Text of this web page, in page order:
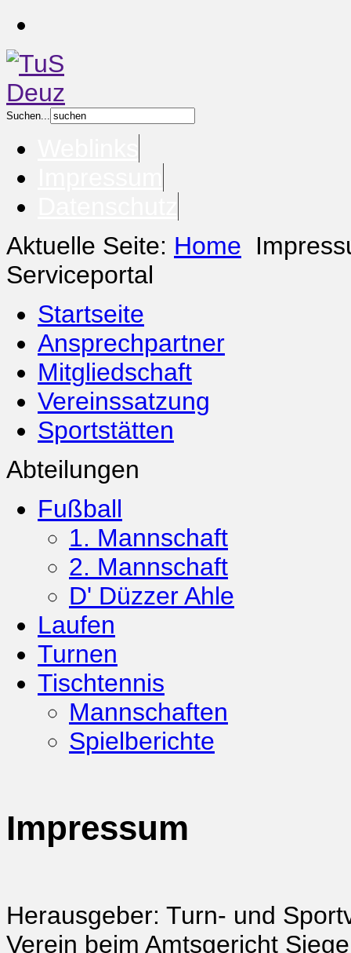
Suchen...
Aktuelle Seite: Home
Serviceportal
Startseite
Ansprechpartner
Mitgliedschaft
Vereinssatzung
Sportstätten
Abteilungen
Fußball
1. Mannschaft
2. Mannschaft
D' Düzzer Ahle
Laufen
Turnen
Tischtennis
Mannschaften
Spielberichte
Impressum
Herausgeber: Turn- und
Verein beim Amtsgericht